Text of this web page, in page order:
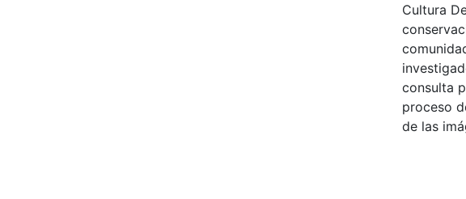
Cultura
consulta
proceso
de las